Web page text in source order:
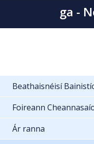
ga -
Beathaisnéisí
Foireann
Ár ranna